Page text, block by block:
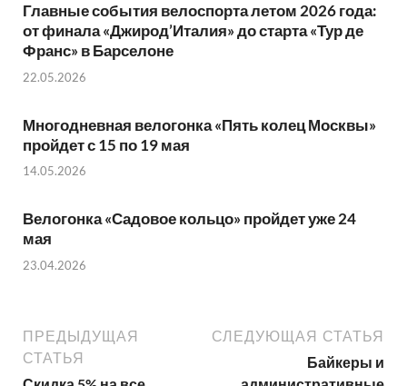
Главные события велоспорта летом 2026 года:
от финала «Джирод’Италия» до старта «Тур де
Франс» в Барселоне
22.05.2026
Многодневная велогонка «Пять колец Москвы»
пройдет с 15 по 19 мая
14.05.2026
Велогонка «Садовое кольцо» пройдет уже 24
мая
23.04.2026
ПРЕДЫДУЩАЯ
СТАТЬЯ
СЛЕДУЮЩАЯ СТАТЬЯ
Байкеры и